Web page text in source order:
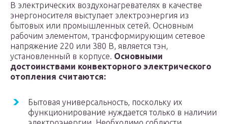
В электрических воздухонагревателях в качестве
энергоносителя выступает электроэнергия из
бытовых или промышленных сетей. Основным
рабочим элементом, трансформирующим сетевое
напряжение 220 или 380 В, является тэн,
установленный в корпусе. Основными
достоинствами конвекторного электрического
отопления считаются:
Бытовая универсальность, поскольку их
функционирование нуждается только в наличии